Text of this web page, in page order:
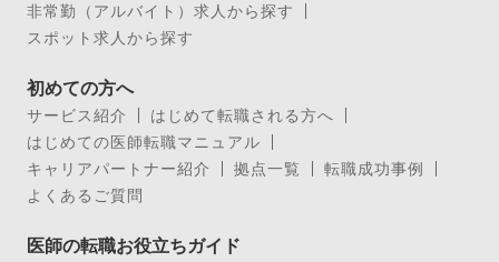
非常勤（アルバイト）求人から探す
スポット求人から探す
初めての方へ
サービス紹介
はじめて転職される方へ
はじめての医師転職マニュアル
キャリアパートナー紹介
拠点一覧
転職成功事例
よくあるご質問
医師の転職お役立ちガイド